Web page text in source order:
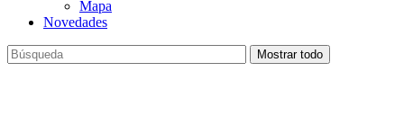
Mapa
Novedades
Mostrar todo